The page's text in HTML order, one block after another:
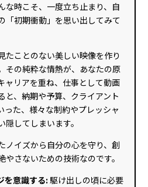
な時こそ、一度立ち止まり、自
「初期衝動」を思い出してみて
たことのない美しい映像を作り
その純粋な情熱が、あなたの原
ャリアを重ね、仕事として動画
と、納期や予算、クライアント
った、様々な制約やプレッシャ
してしまいます。
ノイズから自分の心を守り、創
さないための技術なのです。
を意識する: 駆け出しの頃に必要